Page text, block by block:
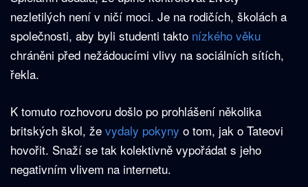
nezletilých není v ničí moci. Je na rodičích, školách a
společnosti, aby byli studenti takto nízkého věku
chráněni před nežádoucími vlivy na sociálních sítích,
řekla.
K tomuto rozhovoru došlo po prohlášení několika
britských škol, že vydaly pokyny o tom, jak o Tateovi
hovořit. Snaží se tak kolektivně vypořádat s jeho
negativním vlivem na internetu.